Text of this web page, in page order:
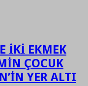
İKİ EKMEK
ÇOCUK
YER ALTI